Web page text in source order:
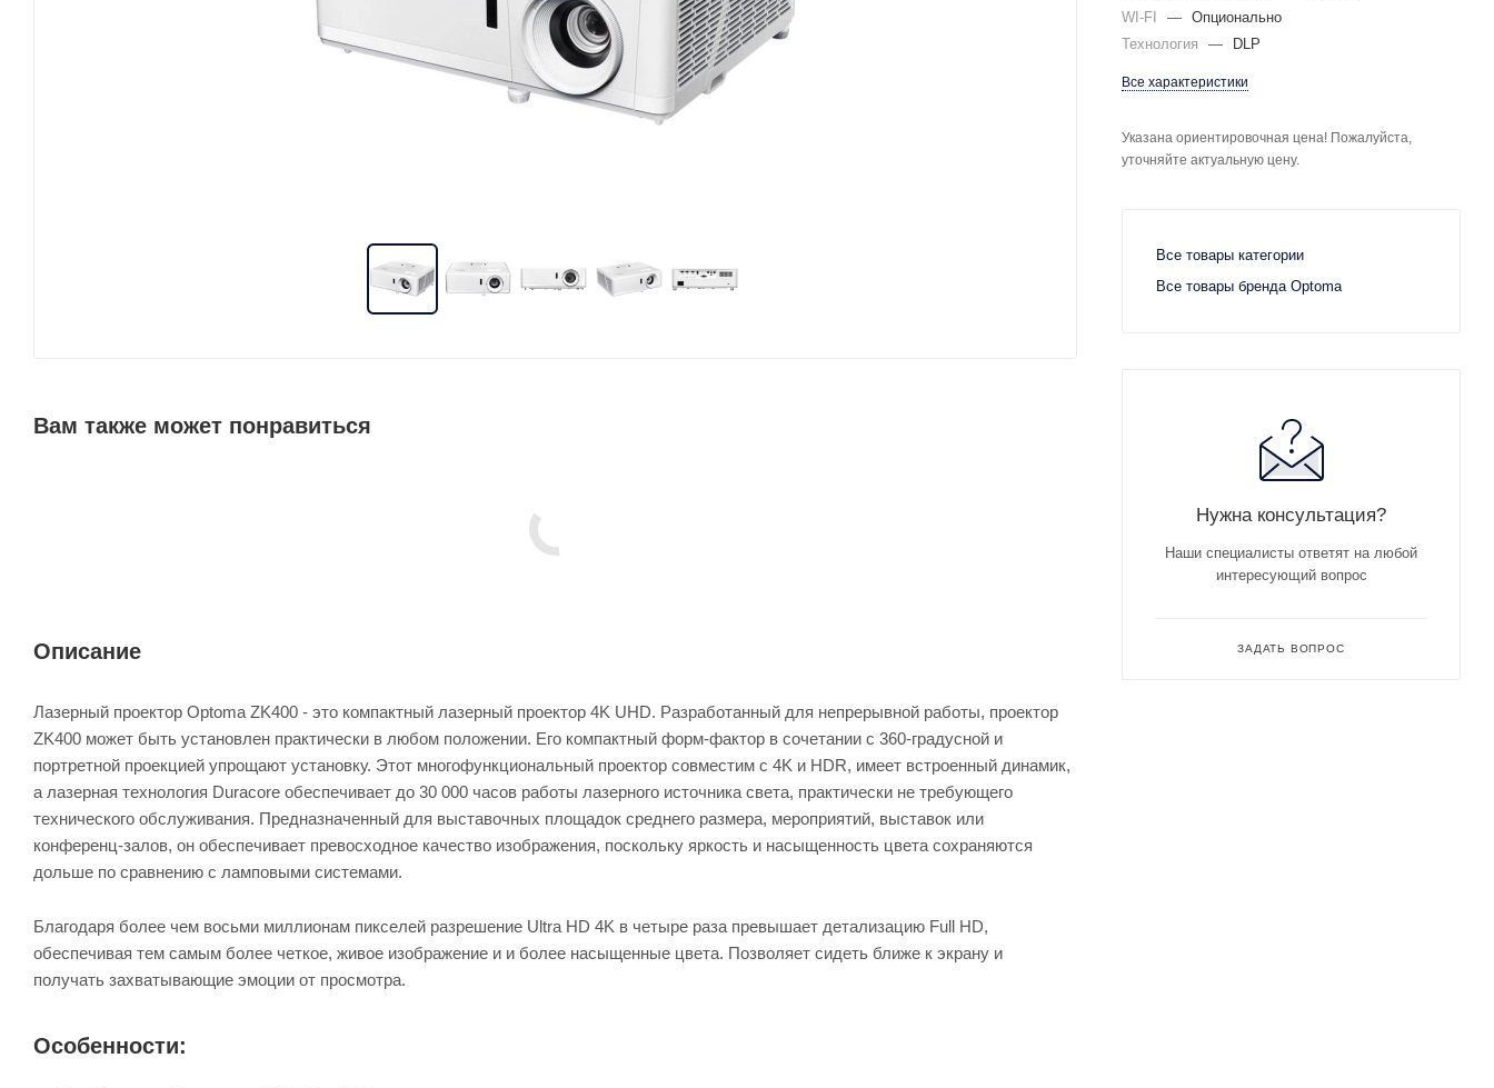
Вам также может понравиться
Описание
Лазерный проектор Optoma ZK400 - это компактный лазерный проектор 4K UHD. Разработанный для непрерывной работы, проектор
ZK400 может быть установлен практически в любом положении. Его компактный форм-фактор в сочетании с 360-градусной и
портретной проекцией упрощают установку. Этот многофункциональный проектор совместим с 4K и HDR, имеет встроенный динамик,
а лазерная технология Duracore обеспечивает до 30 000 часов работы лазерного источника света, практически не требующего
технического обслуживания. Предназначенный для выставочных площадок среднего размера, мероприятий, выставок или
конференц-залов, он обеспечивает превосходное качество изображения, поскольку яркость и насыщенность цвета сохраняются
дольше по сравнению с ламповыми системами.
Благодаря более чем восьми миллионам пикселей разрешение Ultra HD 4K в четыре раза превышает детализацию Full HD,
обеспечивая тем самым более четкое, живое изображение и и более насыщенные цвета. Позволяет сидеть ближе к экрану и
получать захватывающие эмоции от просмотра.
Особенности:
WI-FI
— Опционально
Технология
— DLP
Все характеристики
Указана ориентировочная цена! Пожалуйста,
уточняйте актуальную цену.
Все товары категории
Все товары бренда Optoma
Нужна консультация?
Наши специалисты ответят на любой
интересующий вопрос
ЗАДАТЬ ВОПРОС